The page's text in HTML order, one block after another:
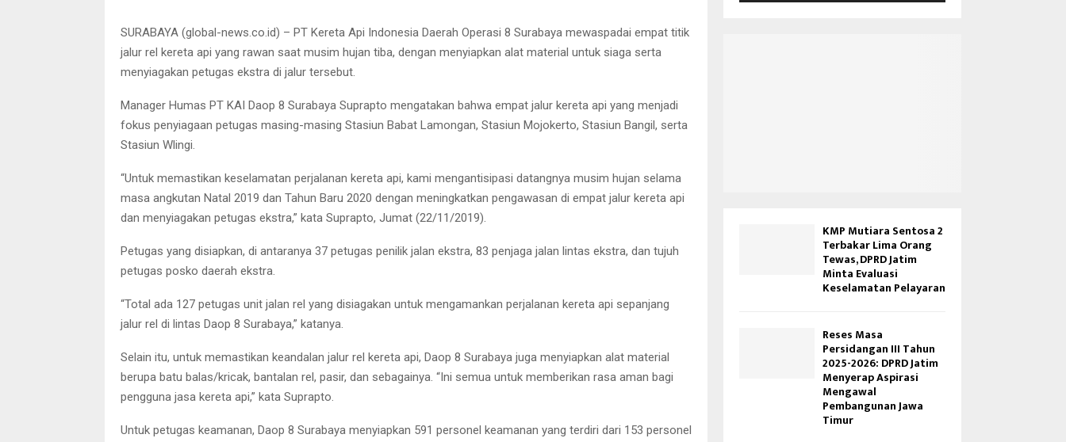
SURABAYA (global-news.co.id) – PT Kereta Api Indonesia Daerah Operasi 8 Surabaya mewaspadai empat titik
jalur rel kereta api yang rawan saat musim hujan tiba, dengan menyiapkan alat material untuk siaga serta
menyiagakan petugas ekstra di jalur tersebut.
Manager Humas PT KAI Daop 8 Surabaya Suprapto mengatakan bahwa empat jalur kereta api yang menjadi
fokus penyiagaan petugas masing-masing Stasiun Babat Lamongan, Stasiun Mojokerto, Stasiun Bangil, serta
Stasiun Wlingi.
“Untuk memastikan keselamatan perjalanan kereta api, kami mengantisipasi datangnya musim hujan selama
masa angkutan Natal 2019 dan Tahun Baru 2020 dengan meningkatkan pengawasan di empat jalur kereta api
dan menyiagakan petugas ekstra,” kata Suprapto, Jumat (22/11/2019).
Petugas yang disiapkan, di antaranya 37 petugas penilik jalan ekstra, 83 penjaga jalan lintas ekstra, dan tujuh
petugas posko daerah ekstra.
“Total ada 127 petugas unit jalan rel yang disiagakan untuk mengamankan perjalanan kereta api sepanjang
jalur rel di lintas Daop 8 Surabaya,” katanya.
Selain itu, untuk memastikan keandalan jalur rel kereta api, Daop 8 Surabaya juga menyiapkan alat material
berupa batu balas/kricak, bantalan rel, pasir, dan sebagainya. “Ini semua untuk memberikan rasa aman bagi
pengguna jasa kereta api,” kata Suprapto.
Untuk petugas keamanan, Daop 8 Surabaya menyiapkan 591 personel keamanan yang terdiri dari 153 personel
KMP Mutiara Sentosa 2
Terbakar Lima Orang
Tewas, DPRD Jatim
Minta Evaluasi
Keselamatan Pelayaran
Reses Masa
Persidangan III Tahun
2025-2026: DPRD Jatim
Menyerap Aspirasi
Mengawal
Pembangunan Jawa
Timur